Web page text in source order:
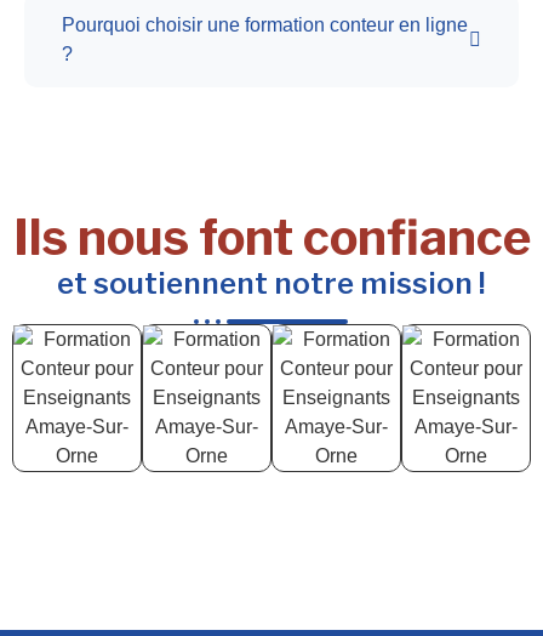
Pourquoi choisir une formation conteur en ligne
?
Ils nous font confiance
et soutiennent notre mission !